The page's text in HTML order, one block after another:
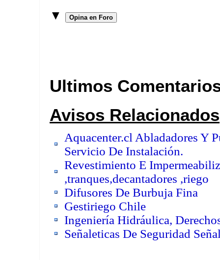
▼
Opina en Foro
Ultimos
Avisos Relacionados
Aquacenter.cl Abladadores Y
Servicio De Instalación.
Revestimiento E
,tranques,decantadores ,riego
Difusores De Burbuja Fina
Gestiriego Chile
Ingeniería Hidráulica,
Señaleticas De Seguridad